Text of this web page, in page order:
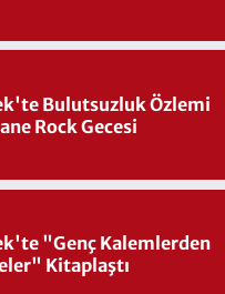
Bulutsuzluk Özlemi
Rock Gecesi
"Genç Kalemlerden
Kitaplaştı